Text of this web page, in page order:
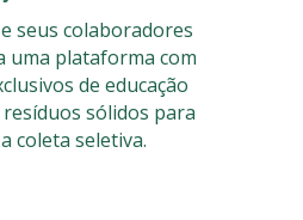
seus colaboradores
uma plataforma com
de educação
sólidos para
coleta seletiva.